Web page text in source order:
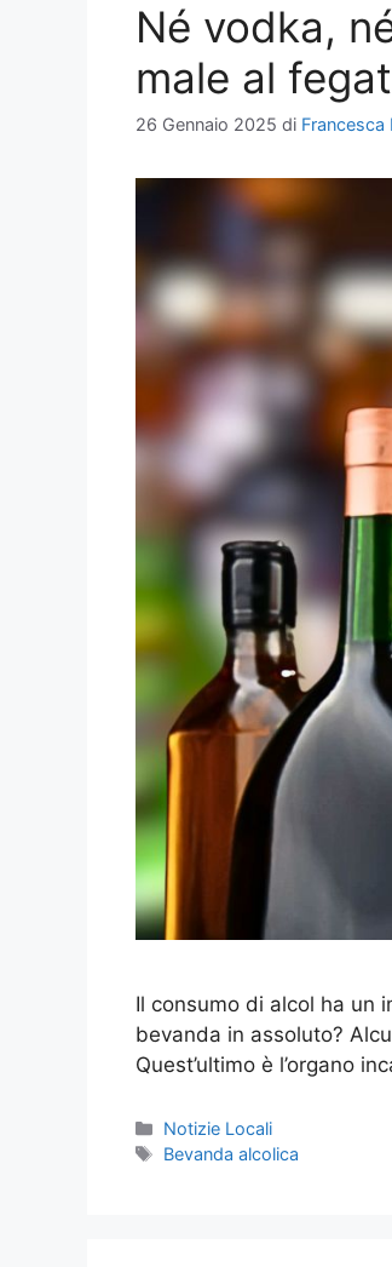
Né vodka,
male al
26 Gennaio 2025 di Francesca
Il consumo di alcol ha un
bevanda in assoluto?
Quest’ultimo è l’organo
Categorie
Notizie Locali
Tag
Bevanda alcolica